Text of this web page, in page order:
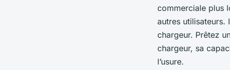
commerciale plus
autres utilisateurs.
chargeur. Prêtez
chargeur, sa
l’usure.